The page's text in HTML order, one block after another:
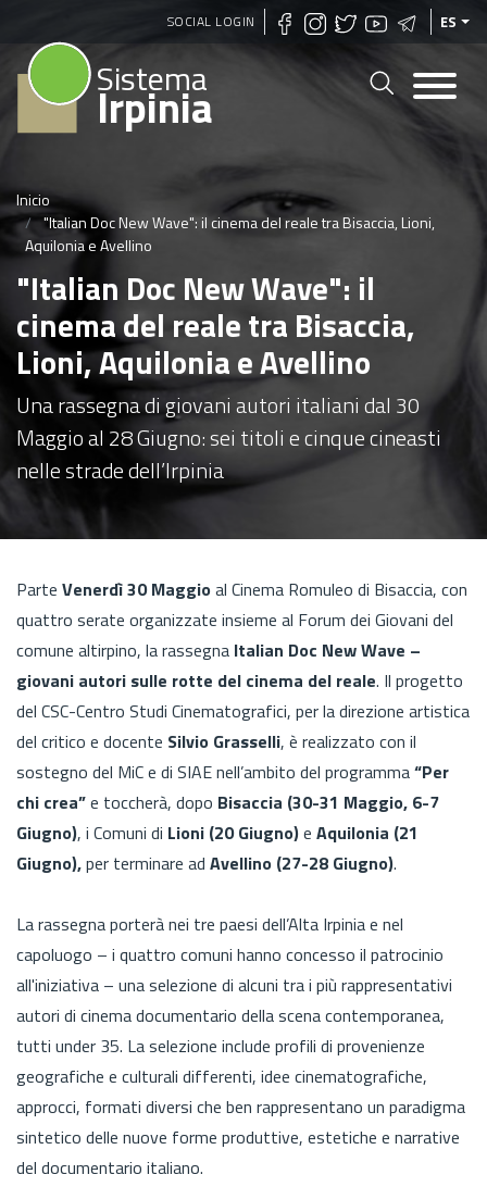
Pasar
contenido
SOCIAL LOGIN ES
Sistema
Irpinia
Inicio
"Italian Doc New Wave": il cinema del reale tra Bisaccia, Lioni,
Aquilonia e Avellino
"Italian Doc New Wave": il
cinema del reale tra Bisaccia,
Lioni, Aquilonia e Avellino
Una rassegna di giovani autori italiani dal 30
Maggio al 28 Giugno: sei titoli e cinque cineasti
nelle strade dell’Irpinia
Parte Venerdì 30 Maggioal Cinema Romuleo di Bisaccia, con
quattro serate organizzate insieme al Forum dei Giovani del
comune altirpino, la rassegna Italian Doc New Wave –
giovani autori sulle rotte del cinema del reale. Il progetto
del CSC-Centro Studi Cinematografici, per la direzione artistica
del critico e docente Silvio Grasselli, è realizzato con il
sostegno del MiC e di SIAE nell’ambito del programma“Per
chi crea”e toccherà, dopo Bisaccia (30-31 Maggio, 6-7
Giugno), i Comuni di Lioni (20 Giugno)e Aquilonia (21
Giugno),per terminare ad Avellino (27-28 Giugno).
La rassegna porterà nei tre paesi dell’Alta Irpinia e nel
capoluogo – i quattro comuni hanno concesso il patrocinio
all'iniziativa – una selezione di alcuni tra i più rappresentativi
autori di cinema documentario della scena contemporanea,
tutti under 35. La selezione include profili di provenienze
geografiche e culturali differenti, idee cinematografiche,
approcci, formati diversi che ben rappresentano un paradigma
sintetico delle nuove forme produttive, estetiche e narrative
del documentario italiano.